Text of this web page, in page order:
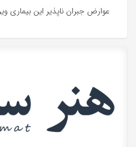
عوارض جبران ناپذیر این بیماری